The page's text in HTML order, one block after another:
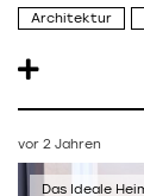
Architektur
vor 2 Jahren